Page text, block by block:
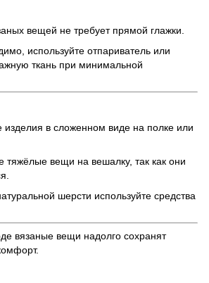
вещей не требует прямой глажки.
используйте отпариватель или
ткань при минимальной
изделия в сложенном виде на полке или
тяжёлые вещи на вешалку, так как они
шерсти используйте средства
вязаные вещи надолго сохранят